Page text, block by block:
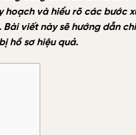
hoạch và hiểu rõ các bước
viết này sẽ hướng dẫn
hồ sơ hiệu quả.